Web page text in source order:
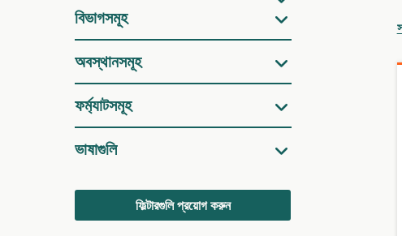
বিভাগসমূহ
অবস্থানসমূহ
ফর্ম্যাটসমূহ
ভাষাগুলি
ফিল্টারগুলি প্রয়োগ করুন